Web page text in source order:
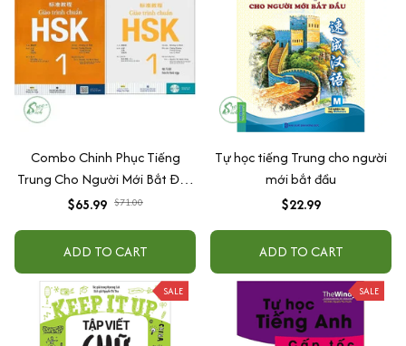
Combo Chinh Phục Tiếng
Trung Cho Người Mới Bắt Đầu
- Combo Sách Giáo Trình
Bài Tập (Bộ 2 Cuốn) + Tự học
người mới bắt đầu
$65.99 $71.00
ADD TO CART
Tự học tiếng Trung cho người
mới bắt đầu
$22.99
ADD TO CART
SALE SALE